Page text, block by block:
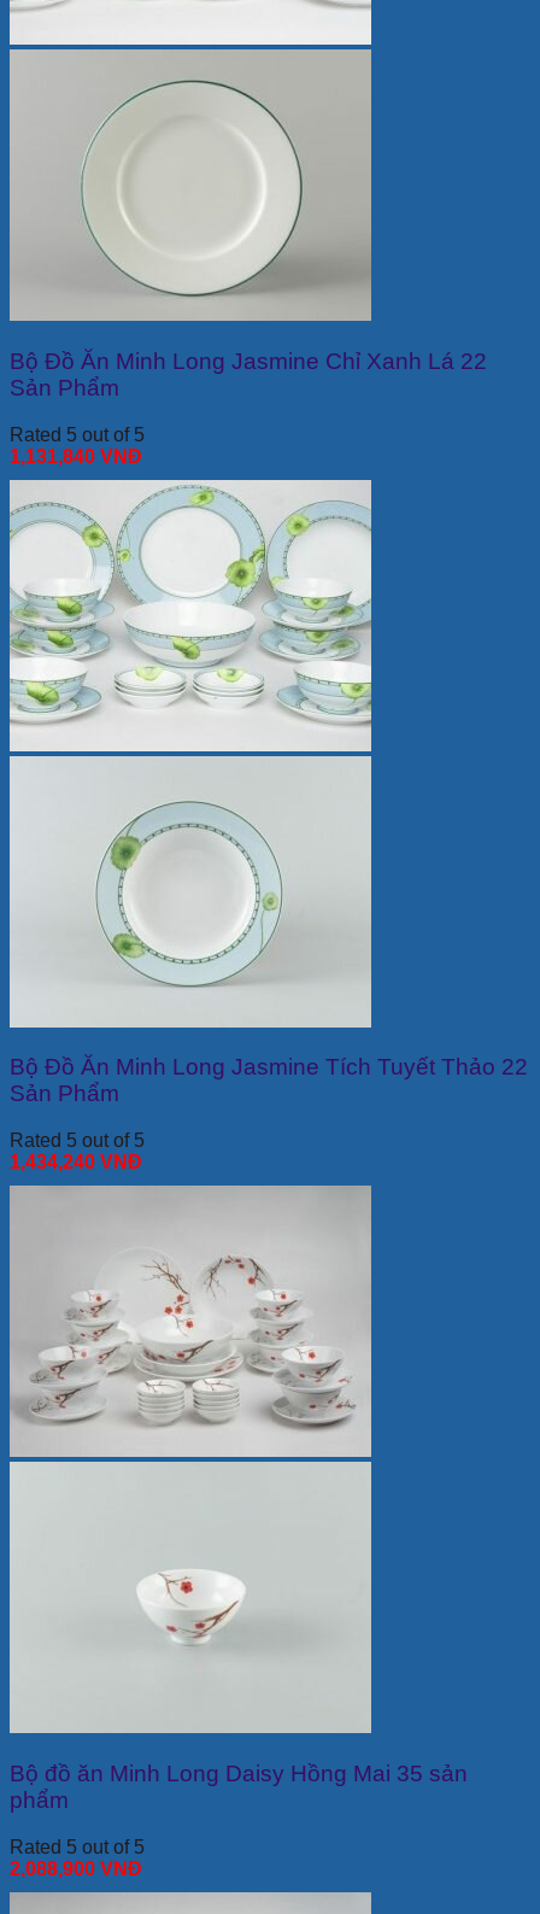
Bộ Đồ Ăn Minh Long Jasmine Chỉ Xanh Lá 22
Sản Phẩm
Rated 5 out of 5
1,131,840 VNĐ
Bộ Đồ Ăn Minh Long Jasmine Tích Tuyết Thảo 22
Sản Phẩm
Rated 5 out of 5
1,434,240 VNĐ
Bộ đồ ăn Minh Long Daisy Hồng Mai 35 sản
phẩm
Rated 5 out of 5
2,088,900 VNĐ